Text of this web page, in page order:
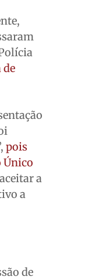
de
pois
Único
a
a
de